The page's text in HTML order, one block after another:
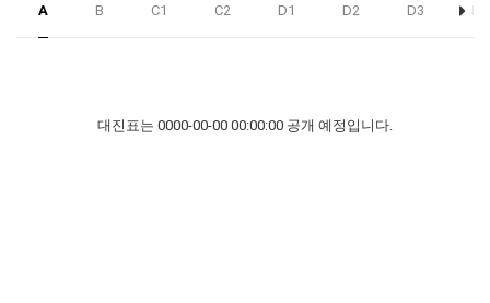
A B C1 C2 D1 D2 D3 D4
대진표는 0000-00-00 00:00:00 공개 예정입니다.